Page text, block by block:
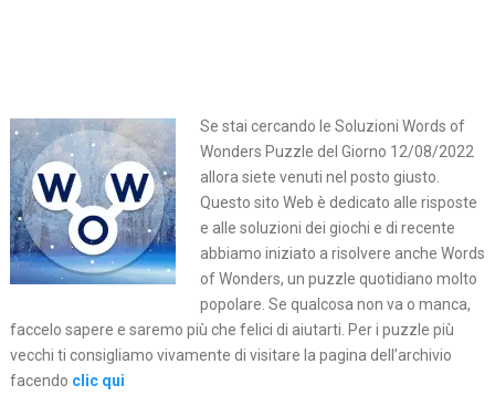
Se stai cercando le Soluzioni Words of
Wonders Puzzle del Giorno 12/08/2022
allora siete venuti nel posto giusto.
Questo sito Web è dedicato alle risposte
e alle soluzioni dei giochi e di recente
abbiamo iniziato a risolvere anche Words
of Wonders, un puzzle quotidiano molto
popolare. Se qualcosa non va o manca,
faccelo sapere e saremo più che felici di aiutarti. Per i puzzle più
vecchi ti consigliamo vivamente di visitare la pagina dell’archivio
facendo clic qui